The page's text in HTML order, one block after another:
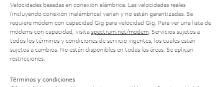
Velocidades basadas en conexión alámbrica. Las velocidades reales
(incluyendo conexión inalámbrica) varían y no están garantizadas. Se
requiere módem con capacidad Gig para velocidad Gig. Para ver una lista de
módems con capacidad, visita spectrum.net/modem . Servicios sujetos a
todos los términos y condiciones de servicio vigentes, los cuales están
sujetos a cambios. No están disponibles en todas las áreas. Se aplican
restricciones.
Términos y condiciones